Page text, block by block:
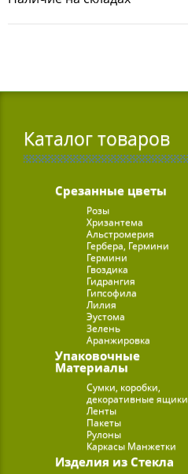
Каталог товаров
Срезанные цветы
Розы
Хризантема
Альстромерия
Гербера, Гермини
Гермини
Гвоздика
Гидрангия
Гипсофила
Лилия
Эустома
Зелень
Аранжировка
Упаковочные
Материалы
Сумки, коробки,
декоративные ящики
Ленты
Пакеты
Рулоны
Каркасы Манжетки
Изделия из Стекла